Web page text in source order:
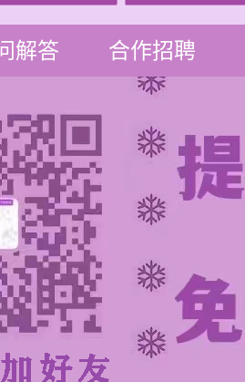
解答 合作招聘